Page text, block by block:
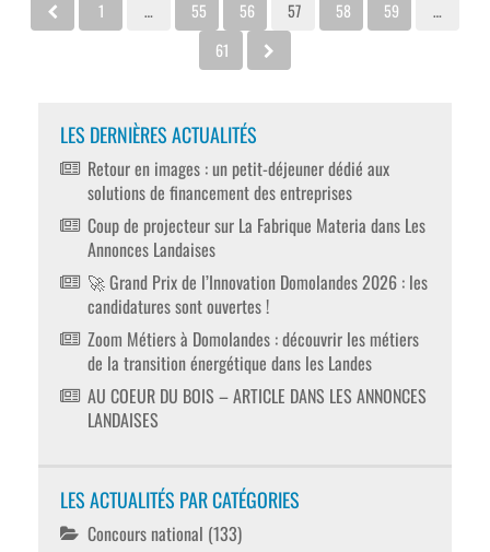
1 … 55 56 57 58 59
…
61
LES DERNIÈRES ACTUALITÉS
Retour en images : un petit-déjeuner dédié aux
solutions de financement des entreprises
Coup de projecteur sur La Fabrique Materia dans Les
Annonces Landaises
🚀 Grand Prix de l’Innovation Domolandes 2026 : les
candidatures sont ouvertes !
Zoom Métiers à Domolandes : découvrir les métiers
de la transition énergétique dans les Landes
AU COEUR DU BOIS – ARTICLE DANS LES ANNONCES
LANDAISES
LES ACTUALITÉS PAR CATÉGORIES
Concours national (133)